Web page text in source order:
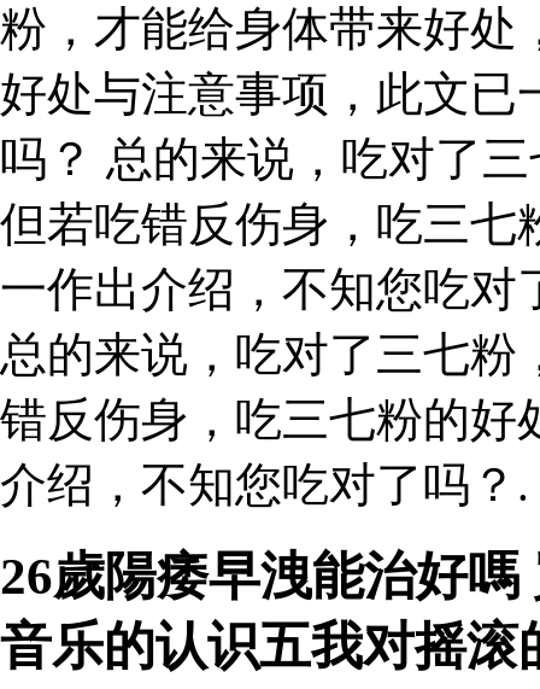
粉，才能给身体带来好处
好处与注意事项，此文已
吗？ 总的来说，吃对了
但若吃错反伤身，吃三七
一作出介绍，不知您吃对
总的来说，吃对了三七粉
错反伤身，吃三七粉的好
介绍，不知您吃对了吗？.
26歲陽痿早洩能治好
音乐的认识五我对摇